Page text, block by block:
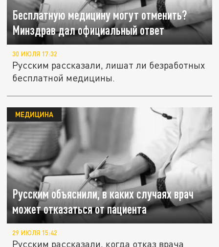
Бесплатную медицину могут отменить?
Минздрав дал официальный ответ
30 ИЮЛЯ 17:32
Русским рассказали, лишат ли безработных
бесплатной медицины.
Русским объяснили, в каких случаях врач
может отказаться от пациента
МЕДИЦИНА
29 ИЮЛЯ 15:42
Русским рассказали, когда отказ врача